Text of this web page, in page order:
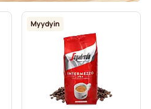
Myydyin